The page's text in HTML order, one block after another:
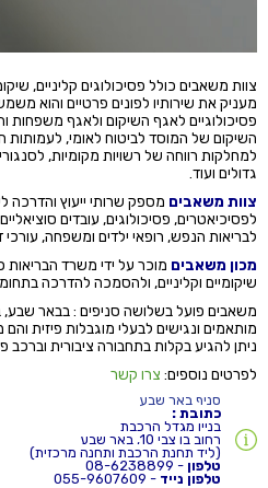
צוות משאבים כולל פסיכולוגים קליניים,
מעניק את שירותיו לפונים פרטיים והוא
פסיכולוגיים לאגף השיקום ולאגף
השיקום של המוסד לביטוח לאומי,
למחלקות רווחה של רשויות מקומיות,
גדולים ועוד.
צוות משאבים מספק שרותי ייעוץ והדרכה
לפסיכיאטרים, פסיכולוגים, עובדים
לבריאות הנפש, רופאי ילדים ומשפחה, עורכי
מכון משאבים מוכר על ידי משרד
שיקומיים וקליניים, ולהסמכה להדרכה
משאבים פועל בשלושה סניפים : בבאר שבע,
מותאמים ונגישים לבעלי מוגבלות פיזית
ניתן להגיע בקלות בתחבורה ציבורית וברכב
לפרטים נוספים: צרו קשר
סניף באר שבע
כתובת :
בניין מגדל הרכבת
רחוב בן צבי 10, באר שבע
(ליד תחנת הרכבת ותחנה מרכזית)
טלפון - 08-6238899
טלפון נייד - 055-9607609